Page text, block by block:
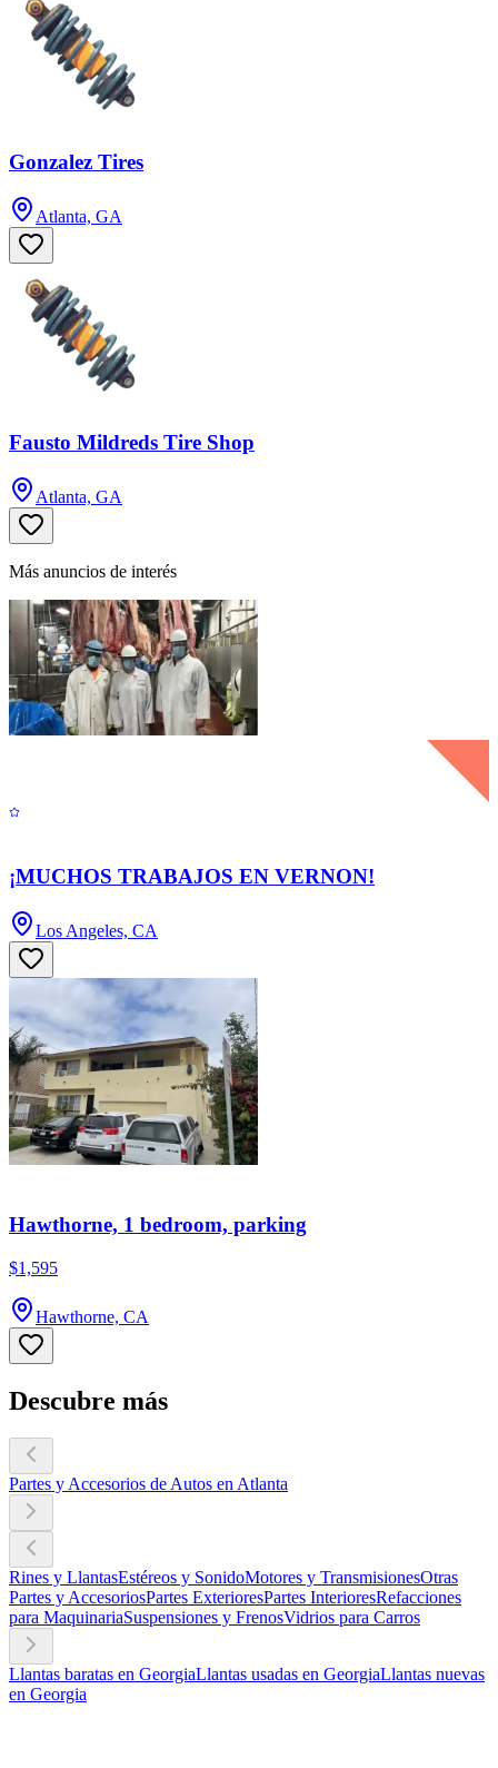
Gonzalez Tires
Atlanta, GA
Fausto Mildreds Tire Shop
Atlanta, GA
Más anuncios de interés
¡MUCHOS TRABAJOS EN VERNON!
Los Angeles, CA
Hawthorne, 1 bedroom, parking
$1,595
Hawthorne, CA
Descubre más
Partes y Accesorios de Autos en Atlanta
Rines y LlantasEstéreos y SonidoMotores y TransmisionesOtras
Partes y AccesoriosPartes ExterioresPartes InterioresRefacciones
para MaquinariaSuspensiones y FrenosVidrios para Carros
Llantas baratas en GeorgiaLlantas usadas en GeorgiaLlantas nuevas
en Georgia